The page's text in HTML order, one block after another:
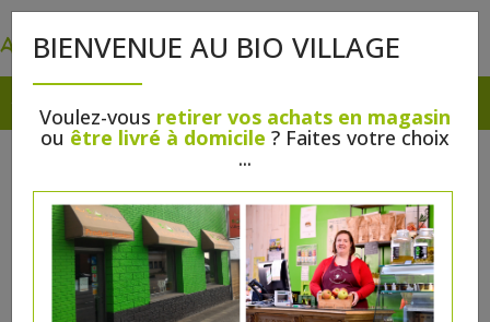
BIENVENUE AU BIO VILLAGE
Voulez-vous retirer vos achats en magasin
ou être livré à domicile ? Faites votre choix
...